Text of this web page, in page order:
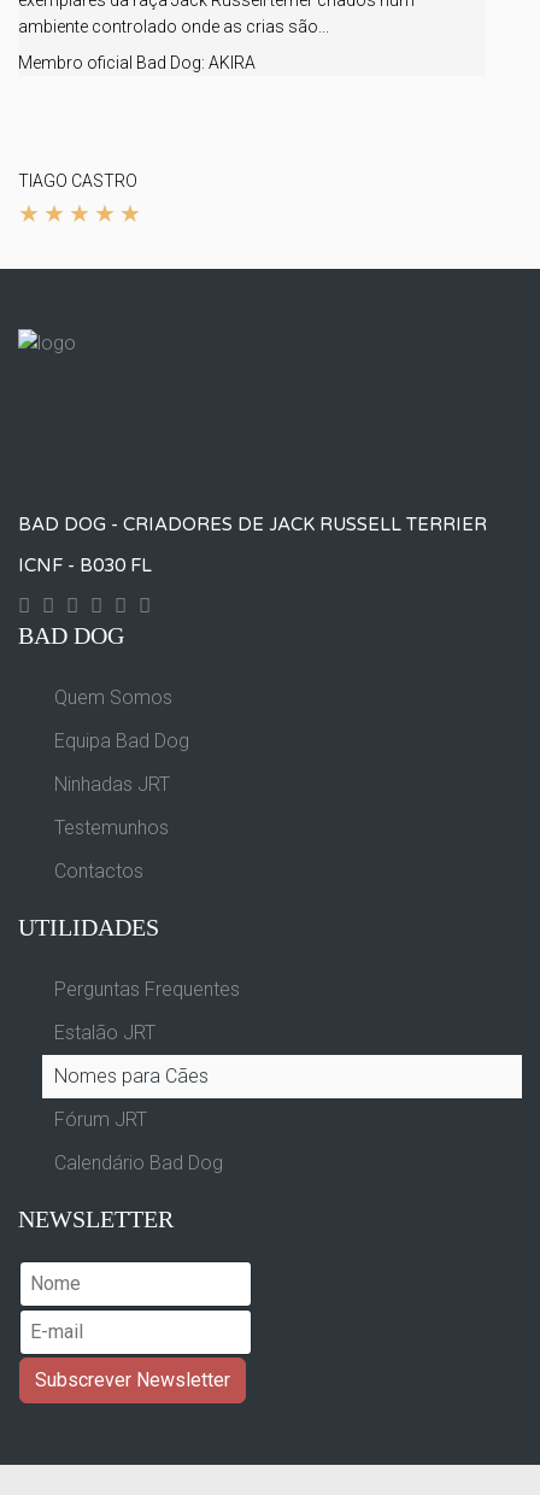
ambiente controlado onde as crias são...
Membro oficial Bad Dog: AKIRA
TIAGO CASTRO
BAD DOG - CRIADORES DE JACK RUSSELL TERRIER
ICNF - B030 FL
Contact
Googleplus
Facebook
Instagram
Yourtube
Twitter
BAD DOG
Quem Somos
Equipa Bad Dog
Ninhadas JRT
Testemunhos
Contactos
UTILIDADES
Perguntas Frequentes
Estalão JRT
Nomes para Cães
Fórum JRT
Calendário Bad Dog
NEWSLETTER